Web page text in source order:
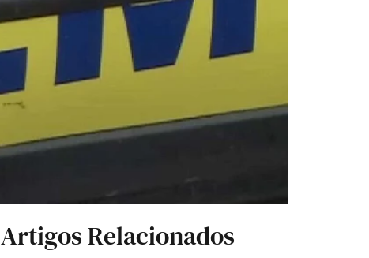
Artigos Relacionados